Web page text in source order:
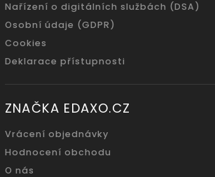
Nařízení o digitálních službách (DSA)
Osobní údaje (GDPR)
Cookies
Deklarace přístupnosti
ZNAČKA EDAXO.CZ
Vrácení objednávky
Hodnocení obchodu
O nás